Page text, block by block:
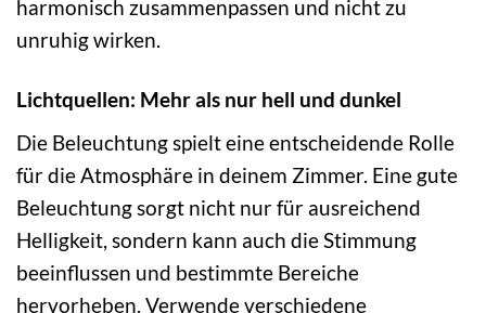
harmonisch zusammenpassen und nicht zu
unruhig wirken.
Lichtquellen: Mehr als nur hell und dunkel
Die Beleuchtung spielt eine entscheidende Rolle
für die Atmosphäre in deinem Zimmer. Eine gute
Beleuchtung sorgt nicht nur für ausreichend
Helligkeit, sondern kann auch die Stimmung
beeinflussen und bestimmte Bereiche
hervorheben. Verwende verschiedene